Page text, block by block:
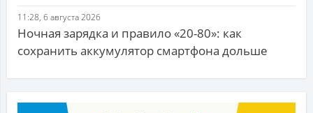
11:28, 6 августа 2026
Ночная зарядка и правило «20-80»: как
сохранить аккумулятор смартфона дольше